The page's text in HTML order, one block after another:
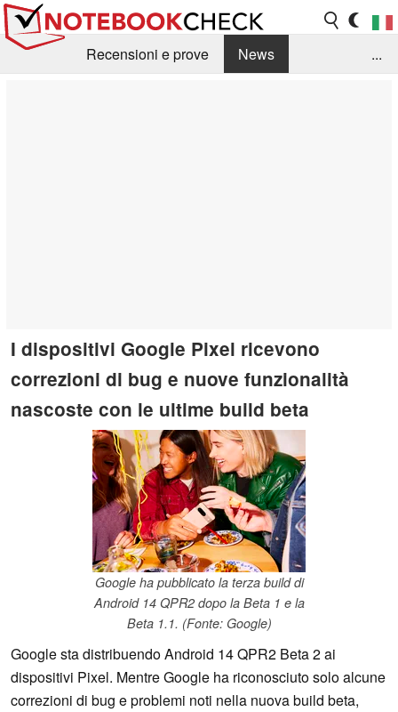
Recensioni e prove
News
...
I dispositivi Google Pixel ricevono
correzioni di bug e nuove funzionalità
nascoste con le ultime build beta
Google ha pubblicato la terza build di
Android 14 QPR2 dopo la Beta 1 e la
Beta 1.1. (Fonte: Google)
Google sta distribuendo Android 14 QPR2 Beta 2 ai
dispositivi Pixel. Mentre Google ha riconosciuto solo alcune
correzioni di bug e problemi noti nella nuova build beta,